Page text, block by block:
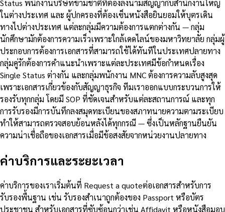
Status พนักงานบริษัทข้ามชาติที่ต้องลงนามสัญญากับสำนักงานใหญ่
ในต่างประเทศ และ ผู้ปกครองที่ต้องเซ็นหนังสือยินยอมให้บุตรเดิน
ทางไปต่างประเทศ แต่ละกลุ่มมีความต้องการแตกต่างกัน — กลุ่ม
นักศึกษามักต้องการความเร็วเพราะใกล้เดดไลน์ของมหาวิทยาลัย กลุ่มผู้
ประกอบการต้องการเอกสารที่สามารถใช้ได้ทันทีในประเทศปลายทาง
กลุ่มคู่รักต้องการคำแนะนำเพราะแต่ละประเทศมีข้อกำหนดเรื่อง
Single Status ต่างกัน และกลุ่มพนักงาน MNC ต้องการความลับสูงสุด
เพราะเอกสารเกี่ยวข้องกับสัญญาธุรกิจ ทีมเราออกแบบกระบวนการให้
รองรับทุกกลุ่ม โดยมี SOP ที่ชัดเจนสำหรับแต่ละสถานการณ์ และทุก
การรับรองมีการบันทึกลงสมุดทะเบียนของสภาทนายความตามระเบียบ
ทำให้สามารถตรวจสอบย้อนหลังได้ทุกกรณี — ซึ่งเป็นหลักฐานยืนยัน
ความน่าเชื่อถือของเอกสารเมื่อมีข้อสงสัยจากหน่วยงานปลายทาง
ค่าบริการและระยะเวลา
ค่าบริการของเราเริ่มต้นที่ Request a quoteต่อเอกสารสำหรับการ
รับรองพื้นฐาน เช่น รับรองสำเนาถูกต้องของ Passport หรือบัตร
ประชาชน สำหรับเอกสารที่ซับซ้อนกว่าเช่น Affidavit หรือหนังสือมอบ